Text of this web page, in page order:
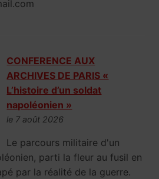
CONFERENCE AUX
ARCHIVES DE PARIS «
L’histoire d’un soldat
napoléonien »
le 7 août 2026
Le parcours militaire d'un
parti la fleur au fusil en
par la réalité de la guerre.